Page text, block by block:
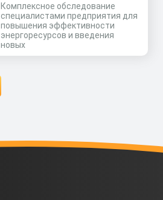
Комплексное обследование
специалистами предприятия для
повышения эффективности
энергоресурсов и введения
новых